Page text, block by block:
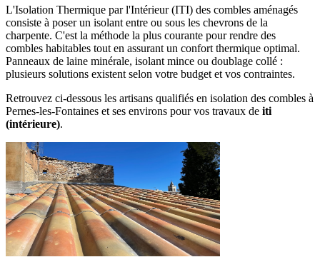
L'Isolation Thermique par l'Intérieur (ITI) des combles aménagés
consiste à poser un isolant entre ou sous les chevrons de la
charpente. C'est la méthode la plus courante pour rendre des
combles habitables tout en assurant un confort thermique optimal.
Panneaux de laine minérale, isolant mince ou doublage collé :
plusieurs solutions existent selon votre budget et vos contraintes.
Retrouvez ci-dessous les artisans qualifiés en isolation des combles à
Pernes-les-Fontaines et ses environs pour vos travaux de iti
(intérieure).